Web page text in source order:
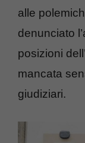
alle
denunciato
posizioni
mancata
giudiziari.